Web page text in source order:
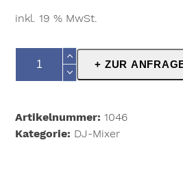
inkl. 19 % MwSt.
Soundcraft
+ ZUR
Artikelnummer:1046
Kategorie: DJ-Mixer